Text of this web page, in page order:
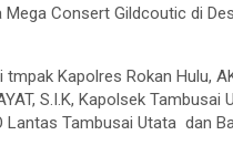
Consert Gildcoutic di
Kapolres Rokan Hulu,
S.I.K, Kapolsek Tambusai
Lantas Tambusai Utata dan